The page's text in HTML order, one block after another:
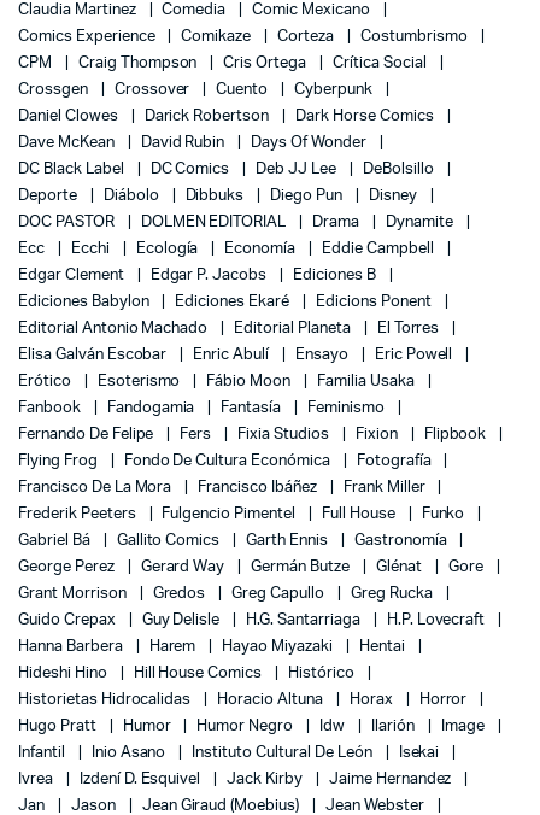
Claudia Martinez
Comedia
Comic Mexicano
Comics Experience
Comikaze Corteza
Costumbrismo
CPM
Craig Thompson Cris Ortega
Crítica Social
Crossgen
Crossover Cuento
Cyberpunk
Daniel Clowes
Darick Robertson
Dark Horse Comics
Dave McKean
David Rubin
Days Of Wonder
DC Black Label
DC Comics Deb JJ Lee
DeBolsillo
Deporte
Diábolo Dibbuks Diego Pun
Disney
DOC PASTOR
DOLMEN EDITORIAL Drama
Dynamite
Ecc
Ecchi Ecología Economía
Eddie Campbell
Edgar Clement
Edgar P. Jacobs
Ediciones B
Ediciones Babylon
Ediciones Ekaré
Edicions Ponent
Editorial Antonio Machado
Editorial Planeta
El Torres
Elisa Galván Escobar
Enric Abulí Ensayo
Eric Powell
Erótico
Esoterismo Fábio Moon
Familia Usaka
Fanbook
Fandogamia Fantasía
Feminismo
Fernando De Felipe
Fers Fixia Studios Fixion
Flipbook
Flying Frog
Fondo De Cultura Económica
Fotografía
Francisco De La Mora
Francisco Ibáñez
Frank Miller
Frederik Peeters
Fulgencio Pimentel Full House
Funko
Gabriel Bá
Gallito Comics Garth Ennis
Gastronomía
George Perez
Gerard Way Germán Butze Glénat
Gore
Grant Morrison
Gredos Greg Capullo
Greg Rucka
Guido Crepax
Guy Delisle H.G. Santarriaga
H.P. Lovecraft
Hanna Barbera
Harem Hayao Miyazaki
Hentai
Hideshi Hino
Hill House Comics
Histórico
Historietas Hidrocalidas
Horacio Altuna Horax
Horror
Hugo Pratt
Humor Humor Negro Idw Ilarión
Image
Infantil
Inio Asano Instituto Cultural De León
Isekai
Ivrea
Izdení D. Esquivel Jack Kirby
Jaime Hernandez
Jan
Jason Jean Giraud (Moebius)
Jean Webster